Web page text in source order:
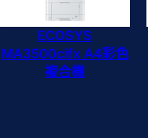
ECOSYS
MA3500cifx A4彩色
複合機